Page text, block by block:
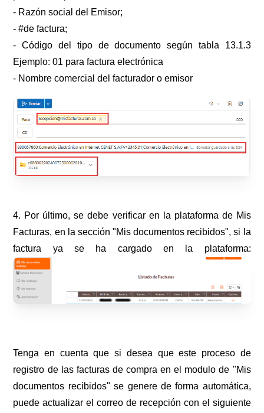
- Razón social del Emisor;
- #de factura;
- Código del tipo de documento según tabla 13.1.3
Ejemplo: 01 para factura electrónica
- Nombre comercial del facturador o emisor
4. Por último, se debe verificar en la plataforma de Mis
Facturas, en la sección "Mis documentos recibidos", si la
factura ya se ha cargado en la plataforma:
Tenga en cuenta que si desea que este proceso de
registro de las facturas de compra en el modulo de "Mis
documentos recibidos" se genere de forma automática,
puede actualizar el correo de recepción con el siguiente